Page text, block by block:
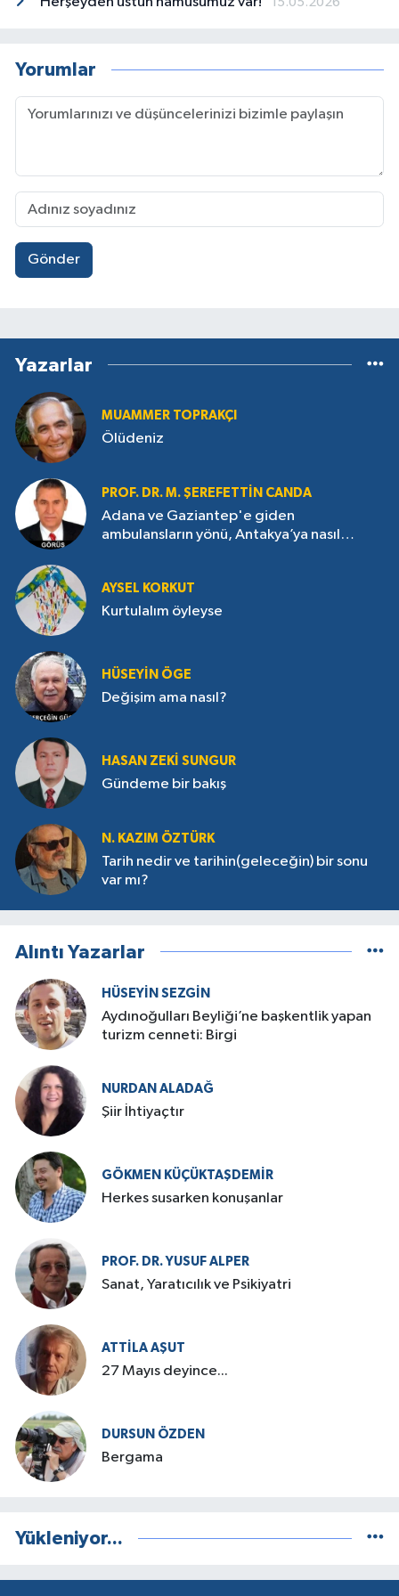
Yorumlar
Gönder
Yazarlar
MUAMMER TOPRAKÇI
Ölüdeniz
PROF. DR. M. ŞEREFETTIN CANDA
Adana ve Gaziantep'e giden
ambulansların yönü, Antakya’ya nasıl
AYSEL KORKUT
Kurtulalım öyleyse
HÜSEYIN ÖGE
Değişim ama nasıl?
HASAN ZEKI SUNGUR
Gündeme bir bakış
N. KAZIM ÖZTÜRK
Tarih nedir ve tarihin(geleceğin) bir sonu
var mı?
Alıntı Yazarlar
HÜSEYIN SEZGIN
Aydınoğulları Beyliği’ne başkentlik yapan
turizm cenneti: Birgi
NURDAN ALADAĞ
Şiir İhtiyaçtır
GÖKMEN KÜÇÜKTAŞDEMIR
Herkes susarken konuşanlar
PROF. DR. YUSUF ALPER
Sanat, Yaratıcılık ve Psikiyatri
ATTILA AŞUT
27 Mayıs deyince...
DURSUN ÖZDEN
Bergama
Yükleniyor...